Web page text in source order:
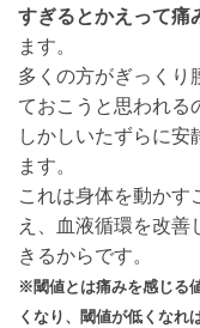
すぎるとかえって痛
ます。
多くの方がぎっくり
ておこうと思われる
しかしいたずらに安
ます。
これは身体を動か
え、血液循環を改
きるからです。
※閾値とは痛みを感じる
くなり、閾値が低くなれ